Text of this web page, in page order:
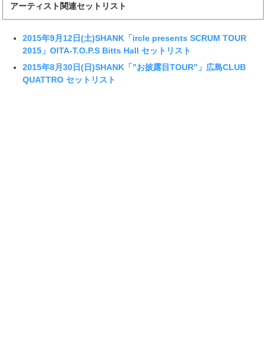
アーティスト関連セットリスト
2015年9月12日(土)SHANK「ircle presents SCRUM TOUR
2015」OITA-T.O.P.S Bitts Hall セットリスト
2015年8月30日(日)SHANK「”お披露目TOUR”」広島CLUB
QUATTRO セットリスト